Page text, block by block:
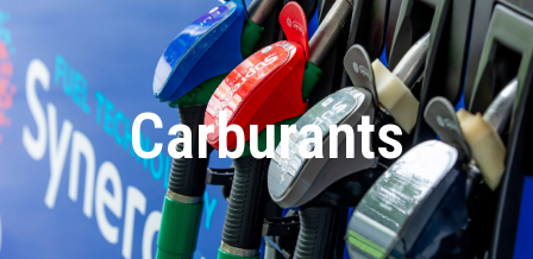
Carburants